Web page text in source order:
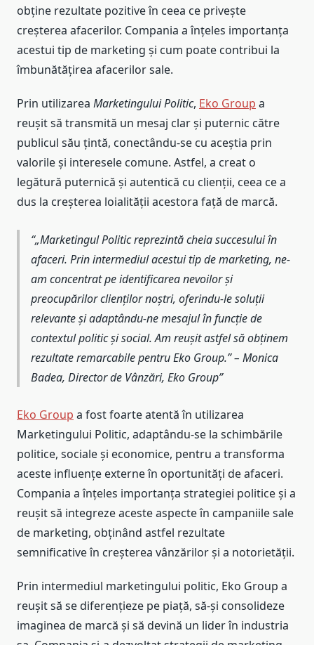
obține rezultate pozitive în ceea ce privește
creșterea afacerilor. Compania a înțeles importanța
acestui tip de marketing și cum poate contribui la
îmbunătățirea afacerilor sale.
Prin utilizarea Marketingului Politic, Eko Group a
reușit să transmită un mesaj clar și puternic către
publicul său țintă, conectându-se cu aceștia prin
valorile și interesele comune. Astfel, a creat o
legătură puternică și autentică cu clienții, ceea ce a
dus la creșterea loialității acestora față de marcă.
„Marketingul Politic reprezintă cheia succesului în
afaceri. Prin intermediul acestui tip de marketing, ne-
am concentrat pe identificarea nevoilor și
preocupărilor clienților noștri, oferindu-le soluții
relevante și adaptându-ne mesajul în funcție de
contextul politic și social. Am reușit astfel să obținem
rezultate remarcabile pentru Eko Group.” – Monica
Badea, Director de Vânzări, Eko Group
Eko Group a fost foarte atentă în utilizarea
Marketingului Politic, adaptându-se la schimbările
politice, sociale și economice, pentru a transforma
aceste influențe externe în oportunități de afaceri.
Compania a înțeles importanța strategiei politice și a
reușit să integreze aceste aspecte în campaniile sale
de marketing, obținând astfel rezultate
semnificative în creșterea vânzărilor și a notorietății.
Prin intermediul marketingului politic, Eko Group a
reușit să se diferențieze pe piață, să-și consolideze
imaginea de marcă și să devină un lider în industria